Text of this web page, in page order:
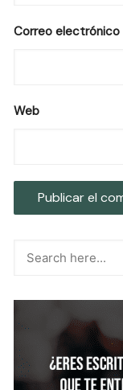
Correo electrónico
Web